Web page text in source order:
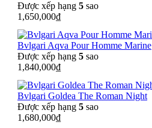
Được xếp hạng 5 sao
1,650,000₫
Bvlgari Aqva Pour Homme Marine
Được xếp hạng 5 sao
1,840,000₫
Bvlgari Goldea The Roman Night
Được xếp hạng 5 sao
1,680,000₫